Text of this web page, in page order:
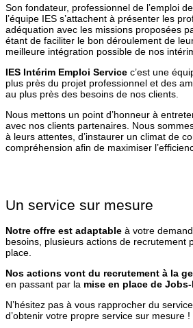
Son fondateur, professionnel de l’emploi
l’équipe IES s’attachent à présenter les
adéquation avec les missions proposées
étant de faciliter le bon déroulement de
meilleure intégration possible de nos
IES Intérim Emploi Service c’est une
plus près du projet professionnel et des
au plus près des besoins de nos clients.
Nous mettons un point d’honneur à
avec nos clients partenaires. Nous
à leurs attentes, d’instaurer un climat de
compréhension afin de maximiser
Un service sur mesure
Notre offre est adaptable à votre
besoins, plusieurs actions de recrutement
place.
Nos actions vont du recrutement à la
en passant par la mise en place de
N’hésitez pas à vous rapprocher du
d’obtenir votre propre service sur mesure !